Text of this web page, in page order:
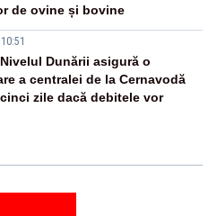
de ovine și bovine
Dunării asigură o
a centralei de la Cernavodă
zile dacă debitele vor